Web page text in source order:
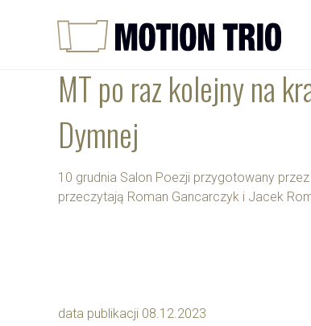
MT po raz kolejny na
Dymnej
10 grudnia Salon Poezji przygotowany
przeczytają Roman Gancarczyk i Jacek
data publikacji 08.12.2023